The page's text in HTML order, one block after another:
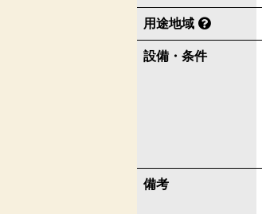
用途地域
設備・条件
備考